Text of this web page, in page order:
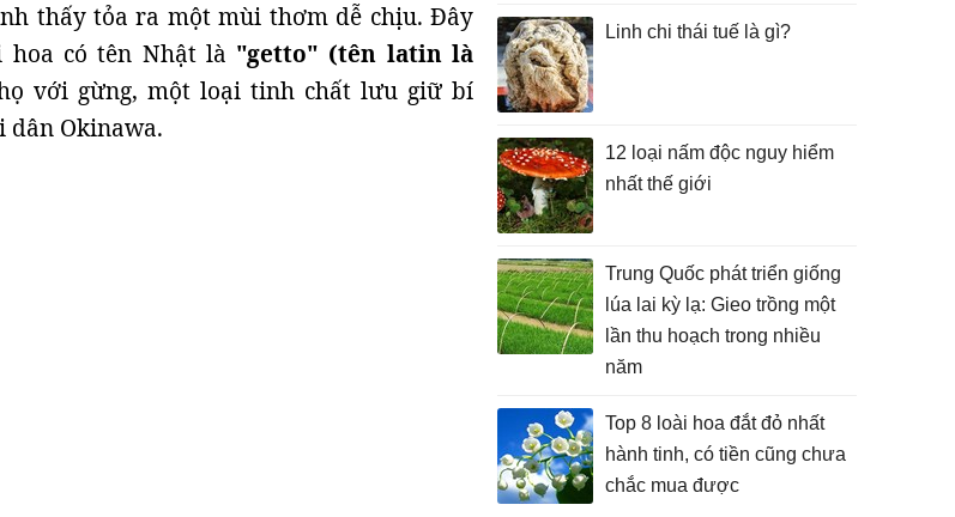
thấy tỏa ra một mùi thơm dễ chịu. Đây
có tên Nhật là "getto" (tên latin là
với gừng, một loại tinh chất lưu giữ bí
dân Okinawa.
Linh chi thái tuế là gì?
12 loại nấm độc nguy hiểm
nhất thế giới
Trung Quốc phát triển giống
lúa lai kỳ lạ: Gieo trồng một
lần thu hoạch trong nhiều
năm
Top 8 loài hoa đắt đỏ nhất
hành tinh, có tiền cũng chưa
chắc mua được